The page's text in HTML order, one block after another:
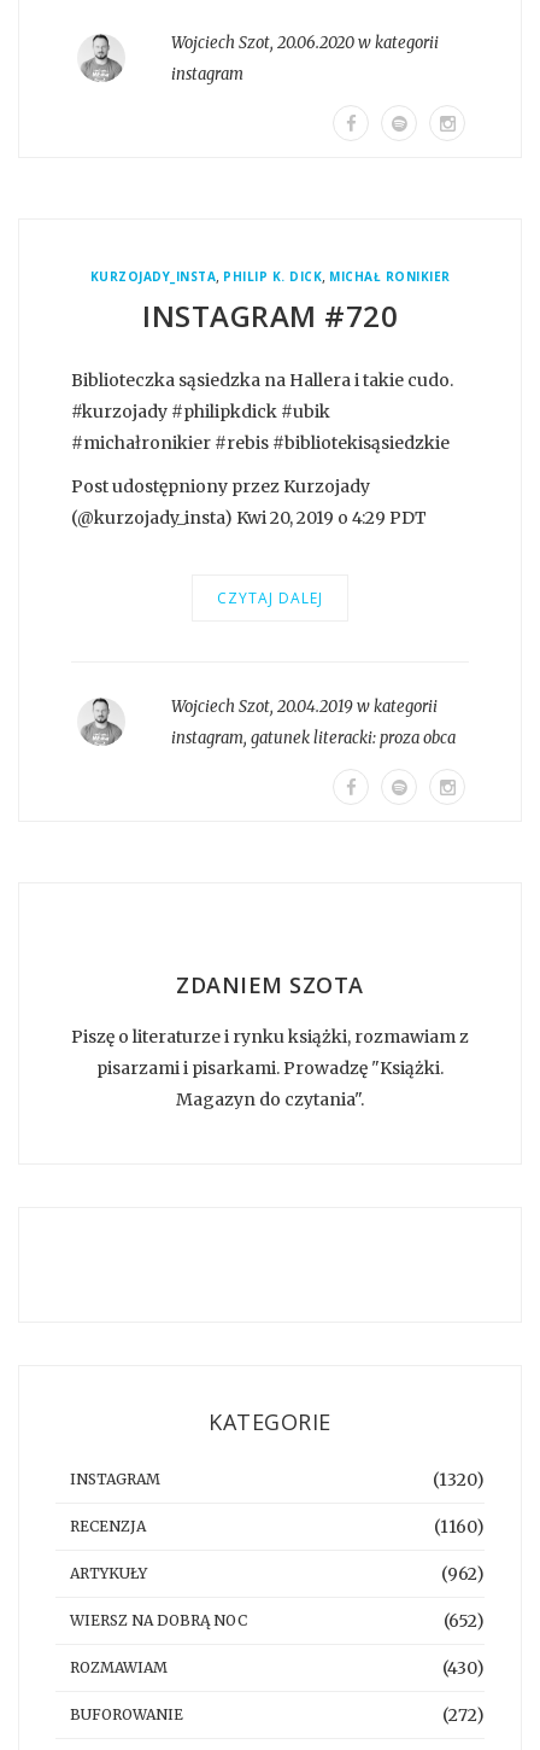
Wojciech Szot, 20.06.2020 w kategorii
instagram
KURZOJADY_INSTA, PHILIP K. DICK, MICHAŁ RONIKIER
INSTAGRAM #720
Biblioteczka sąsiedzka na Hallera i takie cudo.
#kurzojady #philipkdick #ubik
#michałronikier #rebis #bibliotekisąsiedzkie
Post udostępniony przez Kurzojady
(@kurzojady_insta) Kwi 20, 2019 o 4:29 PDT
CZYTAJ DALEJ
Wojciech Szot, 20.04.2019 w kategorii
instagram, gatunek literacki:proza obca
ZDANIEM SZOTA
Piszę o literaturze i rynku książki, rozmawiam z
pisarzami i pisarkami. Prowadzę "Książki.
Magazyn do czytania".
KATEGORIE
INSTAGRAM (1320)
RECENZJA (1160)
ARTYKUŁY (962)
WIERSZ NA DOBRĄ NOC (652)
ROZMAWIAM (430)
BUFOROWANIE (272)